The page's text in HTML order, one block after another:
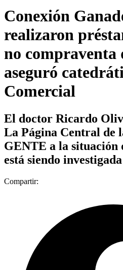
Conexión
realizaron
no compraventa
aseguró
Comercial
El doctor Ricardo
La Página Central de
GENTE a la situación
está siendo
Compartir: